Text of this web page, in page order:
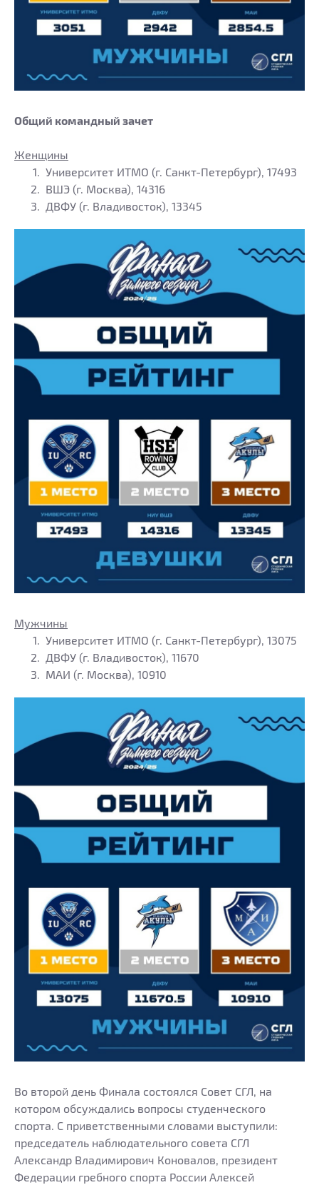
Общий командный зачет
Женщины
Университет ИТМО (г. Санкт-Петербург), 17493
ВШЭ (г. Москва), 14316
ДВФУ (г. Владивосток), 13345
Мужчины
Университет ИТМО (г. Санкт-Петербург), 13075
ДВФУ (г. Владивосток), 11670
МАИ (г. Москва), 10910
Во второй день Финала состоялся Совет СГЛ, на
котором обсуждались вопросы студенческого
спорта. С приветственными словами выступили:
председатель наблюдательного совета СГЛ
Александр Владимирович Коновалов, президент
Федерации гребного спорта России Алексей